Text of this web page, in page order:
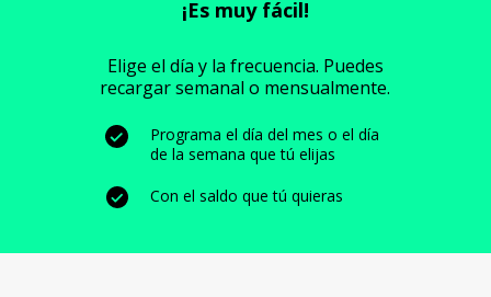
¡Es muy fácil!
Elige el día y la frecuencia. Puedes
recargar semanal o mensualmente.
Programa el día del mes o el día
de la semana que tú elijas
Con el saldo que tú quieras